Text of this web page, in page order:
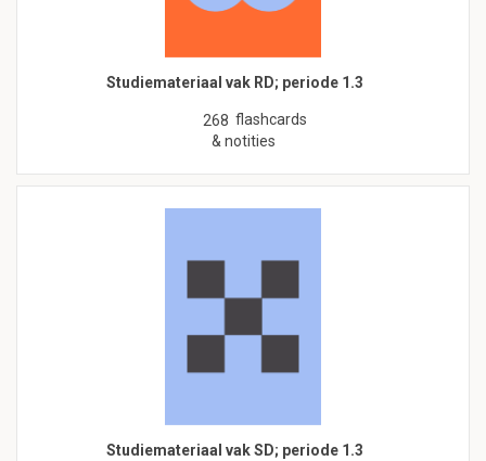
Studiemateriaal vak RD; periode 1.3
268 flashcards
& notities
Studiemateriaal vak SD; periode 1.3